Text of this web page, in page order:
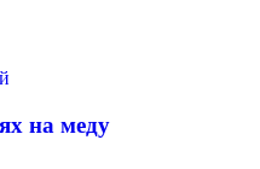
на меду